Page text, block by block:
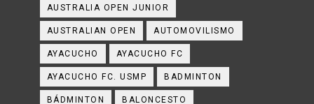
AUSTRALIA OPEN JUNIOR
AUSTRALIAN OPEN AUTOMOVILISMO
AYACUCHO AYACUCHO FC
AYACUCHO FC. USMP BADMINTON
BÁDMINTON BALONCESTO